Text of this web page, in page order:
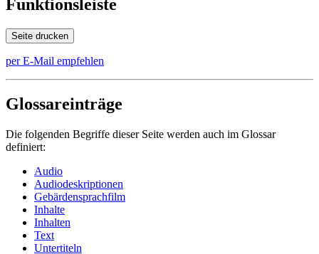
Funktionsleiste
Seite drucken
per E-Mail empfehlen
Glossareinträge
Die folgenden Begriffe dieser Seite werden auch im Glossar
definiert:
Audio
Audiodeskriptionen
Gebärdensprachfilm
Inhalte
Inhalten
Text
Untertiteln